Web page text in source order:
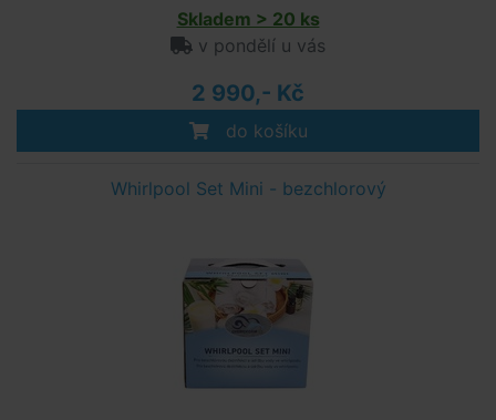
Skladem > 20 ks
v pondělí u vás
2 990,- Kč
do košíku
Whirlpool Set Mini - bezchlorový